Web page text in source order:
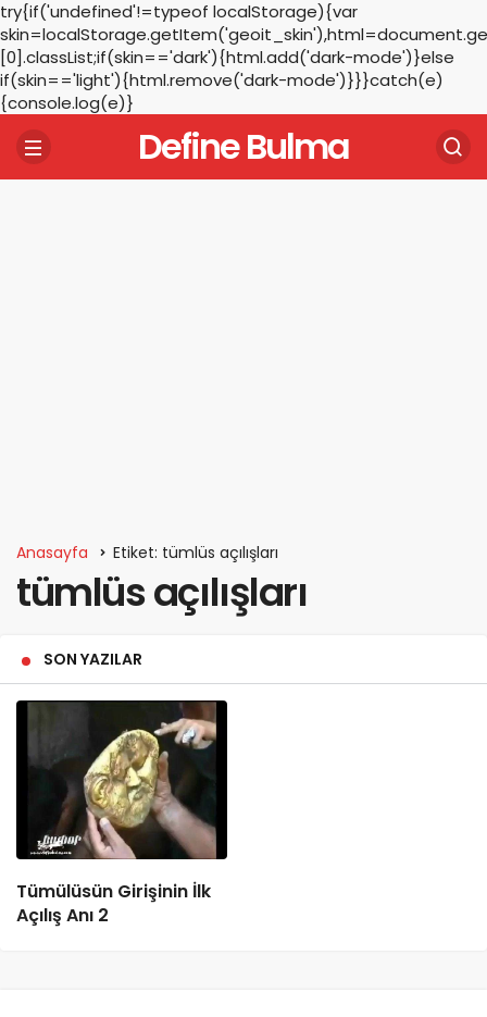
try{if('undefined'!=typeof localStorage){var
[0].classList;if(skin=='dark'){html.add('dark-mode')}else
if(skin=='light'){html.remove('dark-mode')}}}catch(e)
{console.log(e)}
Define Bulma
Anasayfa Etiket: tümlüs açılışları
tümlüs açılışları
SON YAZILAR
Tümülüsün Girişinin İlk
Açılış Anı 2